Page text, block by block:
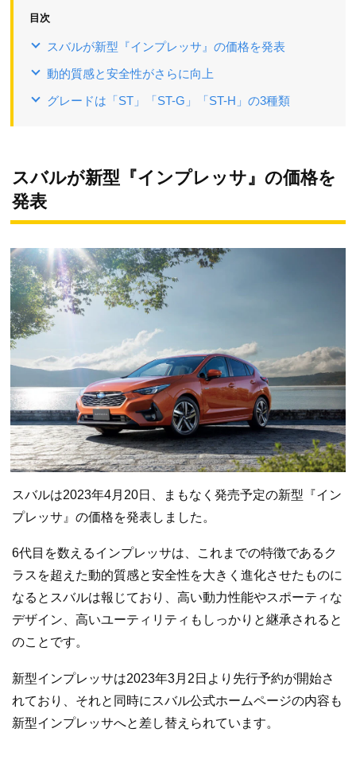
目次
スバルが新型『インプレッサ』の価格を発表
動的質感と安全性がさらに向上
グレードは「ST」「ST-G」「ST-H」の3種類
スバルが新型『インプレッサ』の価格を
発表
スバルは2023年4月20日、まもなく発売予定の新型『イン
プレッサ』の価格を発表しました。
6代目を数えるインプレッサは、これまでの特徴であるク
ラスを超えた動的質感と安全性を大きく進化させたものに
なるとスバルは報じており、高い動力性能やスポーティな
デザイン、高いユーティリティもしっかりと継承されると
のことです。
新型インプレッサは2023年3月2日より先行予約が開始さ
れており、それと同時にスバル公式ホームページの内容も
新型インプレッサへと差し替えられています。